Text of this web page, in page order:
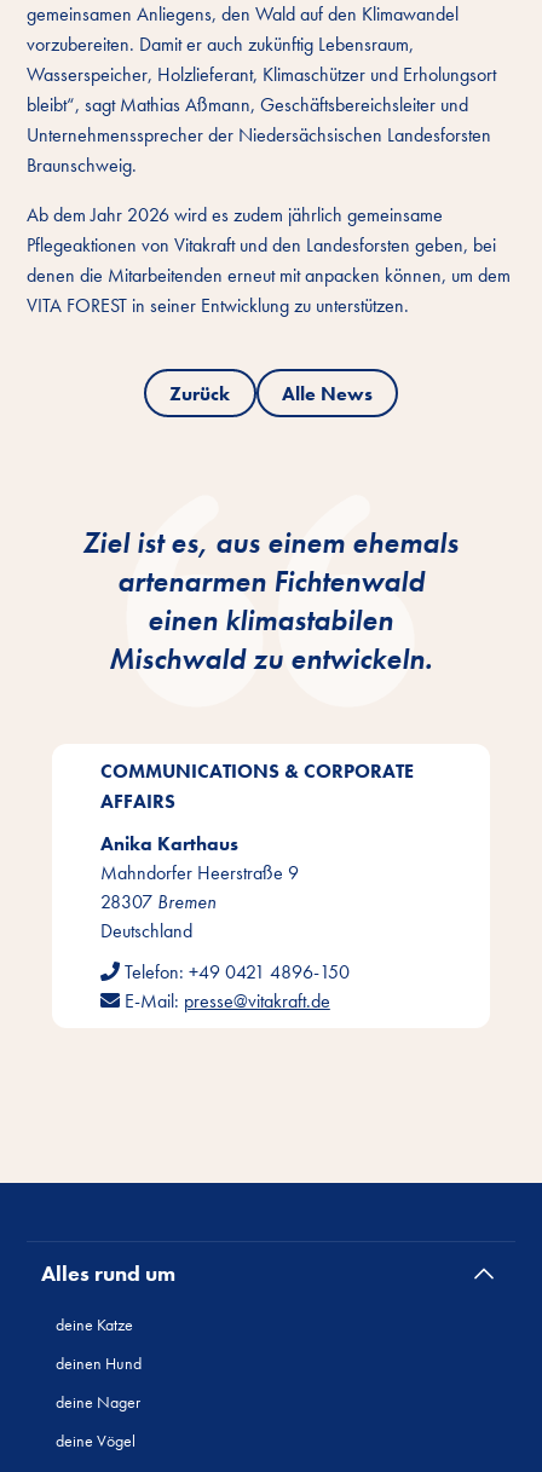
gemeinsamen Anliegens, den Wald auf den Klimawandel
vorzubereiten. Damit er auch zukünftig Lebensraum,
Wasserspeicher, Holzlieferant, Klimaschützer und Erholungsort
bleibt“, sagt Mathias Aßmann, Geschäftsbereichsleiter und
Unternehmenssprecher der Niedersächsischen Landesforsten
Braunschweig.
Ab dem Jahr 2026 wird es zudem jährlich gemeinsame
Pflegeaktionen von Vitakraft und den Landesforsten geben, bei
denen die Mitarbeitenden erneut mit anpacken können, um dem
VITA FOREST in seiner Entwicklung zu unterstützen.
Zurück Alle News
Ziel ist es, aus einem ehemals
artenarmen Fichtenwald
einen klimastabilen
Mischwald zu entwickeln.
COMMUNICATIONS & CORPORATE
AFFAIRS
Anika Karthaus
Mahndorfer Heerstraße 9
28307 Bremen
Deutschland
Telefon: +49 0421 4896-150
E-Mail: presse@vitakraft.de
Alles rund um
deine Katze
deinen Hund
deine Nager
deine Vögel